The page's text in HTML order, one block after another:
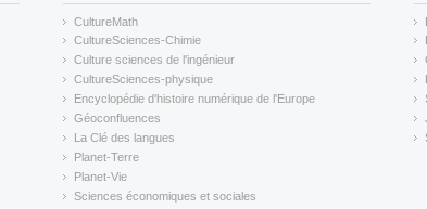
CultureMath
(link is external)
CultureSciences-Chimie
(link is external)
Culture sciences de l'ingénieur
CultureSciences-physique
(link is external)
Encyclopédie d'histoire numérique de l'Europe
(link is external)
Géoconfluences
(link is external)
La Clé des langues
(link is external)
Planet-Terre
(link is external)
Planet-Vie
(link is external)
Sciences économiques et sociales